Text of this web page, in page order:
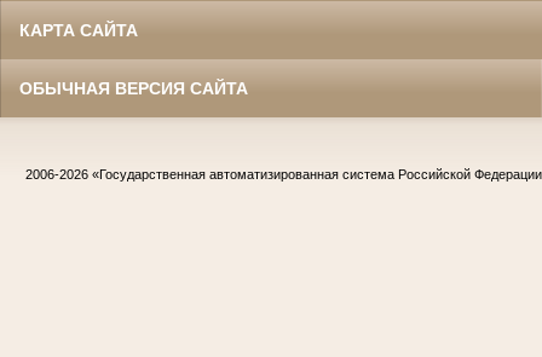
КАРТА САЙТА
ОБЫЧНАЯ ВЕРСИЯ САЙТА
2006-2026 «Государственная автоматизированная система Российской